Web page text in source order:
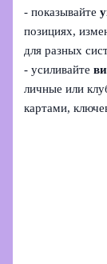
- показывайте
позициях,
для разных
- усиливайте
личные или
картами,